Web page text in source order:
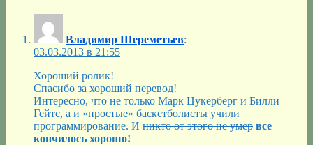
Владимир Шереметьев:
03.03.2013 в 21:55
Хороший ролик!
Спасибо за хороший перевод!
Интересно, что не только Марк Цукерберг и Билли
Гейтс, а и «простые» баскетболисты учили
программирование. И никто от этого не умер все
кончилось хорошо!